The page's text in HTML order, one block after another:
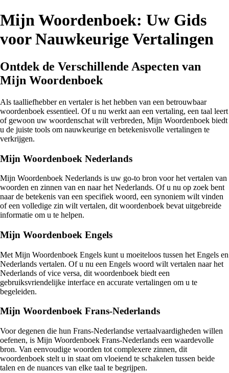
Mijn Woordenboek: Uw Gids
voor Nauwkeurige Vertalingen
Ontdek de Verschillende Aspecten van
Mijn Woordenboek
Als taalliefhebber en vertaler is het hebben van een betrouwbaar
woordenboek essentieel. Of u nu werkt aan een vertaling, een taal leert
of gewoon uw woordenschat wilt verbreden, Mijn Woordenboek biedt
u de juiste tools om nauwkeurige en betekenisvolle vertalingen te
verkrijgen.
Mijn Woordenboek Nederlands
Mijn Woordenboek Nederlands is uw go-to bron voor het vertalen van
woorden en zinnen van en naar het Nederlands. Of u nu op zoek bent
naar de betekenis van een specifiek woord, een synoniem wilt vinden
of een volledige zin wilt vertalen, dit woordenboek bevat uitgebreide
informatie om u te helpen.
Mijn Woordenboek Engels
Met Mijn Woordenboek Engels kunt u moeiteloos tussen het Engels en
Nederlands vertalen. Of u nu een Engels woord wilt vertalen naar het
Nederlands of vice versa, dit woordenboek biedt een
gebruiksvriendelijke interface en accurate vertalingen om u te
begeleiden.
Mijn Woordenboek Frans-Nederlands
Voor degenen die hun Frans-Nederlandse vertaalvaardigheden willen
oefenen, is Mijn Woordenboek Frans-Nederlands een waardevolle
bron. Van eenvoudige woorden tot complexere zinnen, dit
woordenboek stelt u in staat om vloeiend te schakelen tussen beide
talen en de nuances van elke taal te begrijpen.